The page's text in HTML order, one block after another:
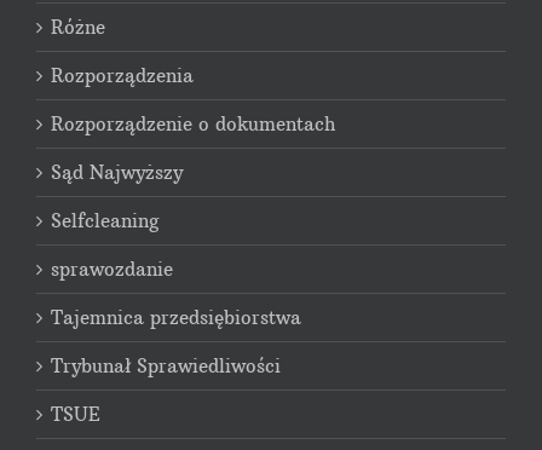
Różne
Rozporządzenia
Rozporządzenie o dokumentach
Sąd Najwyższy
Selfcleaning
sprawozdanie
Tajemnica przedsiębiorstwa
Trybunał Sprawiedliwości
TSUE